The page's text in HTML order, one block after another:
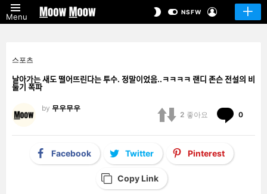
Menu
SWITCHNSFW
스포츠
날아가는 새도 떨어뜨린다는 투수. 정말이었음..ㅋㅋㅋㅋ 랜디 존슨 전설의 비
둘기 폭파
by 무우무우
2 좋아요 0
Facebook Twitter Pinterest
Copy Link